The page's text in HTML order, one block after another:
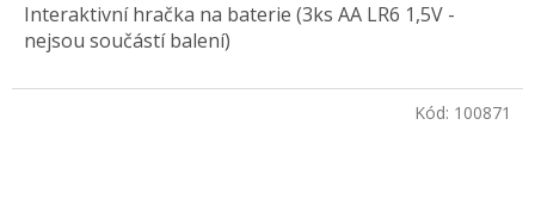
Interaktivní hračka na baterie (3ks AA LR6 1,5V -
nejsou součástí balení)
Kód: 100871